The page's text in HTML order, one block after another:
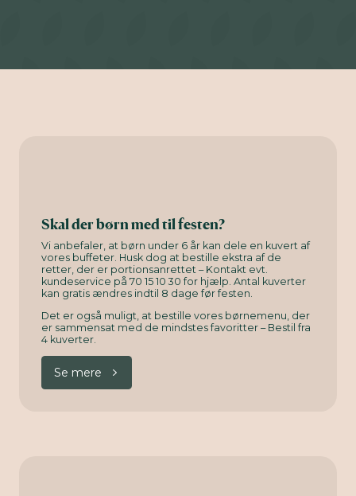
Skal der børn med til festen?
Vi anbefaler, at børn under 6 år kan dele en kuvert af
vores buffeter. Husk dog at bestille ekstra af de
retter, der er portionsanrettet – Kontakt evt.
kundeservice på 70 15 10 30 for hjælp. Antal kuverter
kan gratis ændres indtil 8 dage før festen.
Det er også muligt, at bestille vores børnemenu, der
er sammensat med de mindstes favoritter – Bestil fra
4 kuverter.
Se mere